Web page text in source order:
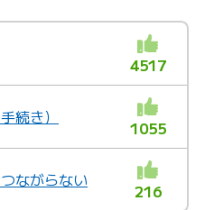
4517
続き）
1055
ながらない
216